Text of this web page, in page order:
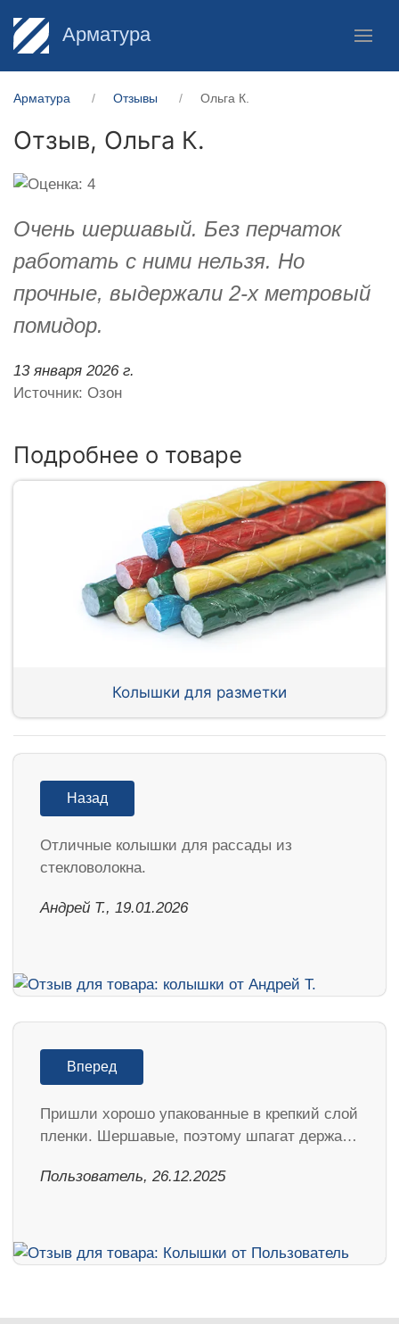
Арматура
Арматура Отзывы Ольга К.
Отзыв, Ольга К.
Очень шершавый. Без перчаток
работать с ними нельзя. Но
прочные, выдержали 2-х метровый
помидор.
13 января 2026 г.
Источник: Озон
Подробнее о товаре
Колышки для разметки
Назад
Отличные колышки для рассады из
стекловолокна.
Андрей Т., 19.01.2026
Вперед
Пришли хорошо упакованные в крепкий слой
пленки. Шершавые, поэтому шпагат держа…
Пользователь, 26.12.2025